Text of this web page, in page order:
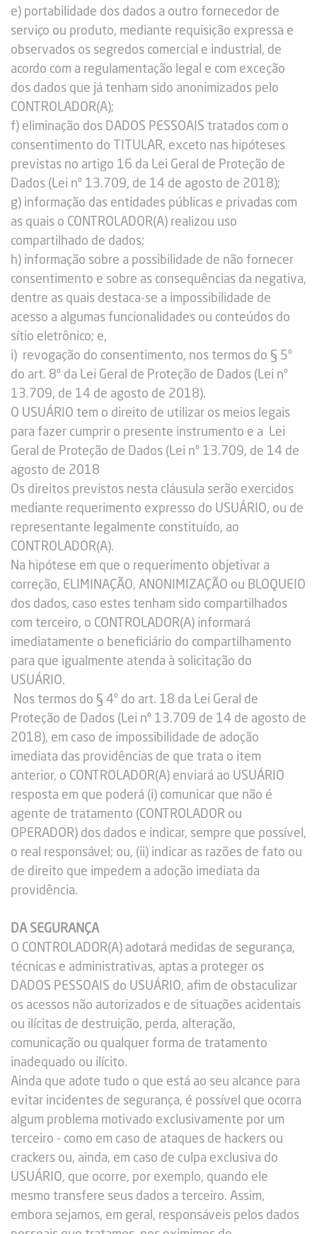
e) portabilidade dos dados a outro fornecedor de
serviço ou produto, mediante requisição expressa e
observados os segredos comercial e industrial, de
acordo com a regulamentação legal e com exceção
dos dados que já tenham sido anonimizados pelo
CONTROLADOR(A);
f) eliminação dos DADOS PESSOAIS tratados com o
consentimento do TITULAR, exceto nas hipóteses
previstas no artigo 16 da Lei Geral de Proteção de
Dados (Lei nº 13.709, de 14 de agosto de 2018);
g) informação das entidades públicas e privadas com
as quais o CONTROLADOR(A) realizou uso
compartilhado de dados;
h) informação sobre a possibilidade de não fornecer
consentimento e sobre as consequências da negativa,
dentre as quais destaca-se a impossibilidade de
acesso a algumas funcionalidades ou conteúdos do
sítio eletrônico; e,
i) revogação do consentimento, nos termos do § 5º
do art. 8º da Lei Geral de Proteção de Dados (Lei nº
13.709, de 14 de agosto de 2018).
O USUÁRIO tem o direito de utilizar os meios legais
para fazer cumprir o presente instrumento e a Lei
Geral de Proteção de Dados (Lei nº 13.709, de 14 de
agosto de 2018
Os direitos previstos nesta cláusula serão exercidos
mediante requerimento expresso do USUÁRIO, ou de
representante legalmente constituído, ao
CONTROLADOR(A).
Na hipótese em que o requerimento objetivar a
correção, ELIMINAÇÃO, ANONIMIZAÇÃO ou BLOQUEIO
dos dados, caso estes tenham sido compartilhados
com terceiro, o CONTROLADOR(A) informará
imediatamente o beneficiário do compartilhamento
para que igualmente atenda à solicitação do
USUÁRIO.
Nos termos do § 4º do art. 18 da Lei Geral de
Proteção de Dados (Lei nº 13.709 de 14 de agosto de
2018), em caso de impossibilidade de adoção
imediata das providências de que trata o item
anterior, o CONTROLADOR(A) enviará ao USUÁRIO
resposta em que poderá (i) comunicar que não é
agente de tratamento (CONTROLADOR ou
OPERADOR) dos dados e indicar, sempre que possível,
o real responsável; ou, (ii) indicar as razões de fato ou
de direito que impedem a adoção imediata da
providência.
DA SEGURANÇA
O CONTROLADOR(A) adotará medidas de segurança,
técnicas e administrativas, aptas a proteger os
DADOS PESSOAIS do USUÁRIO, afim de obstaculizar
os acessos não autorizados e de situações acidentais
ou ilícitas de destruição, perda, alteração,
comunicação ou qualquer forma de tratamento
inadequado ou ilícito.
Ainda que adote tudo o que está ao seu alcance para
evitar incidentes de segurança, é possível que ocorra
algum problema motivado exclusivamente por um
terceiro - como em caso de ataques de hackers ou
crackers ou, ainda, em caso de culpa exclusiva do
USUÁRIO, que ocorre, por exemplo, quando ele
mesmo transfere seus dados a terceiro. Assim,
embora sejamos, em geral, responsáveis pelos dados